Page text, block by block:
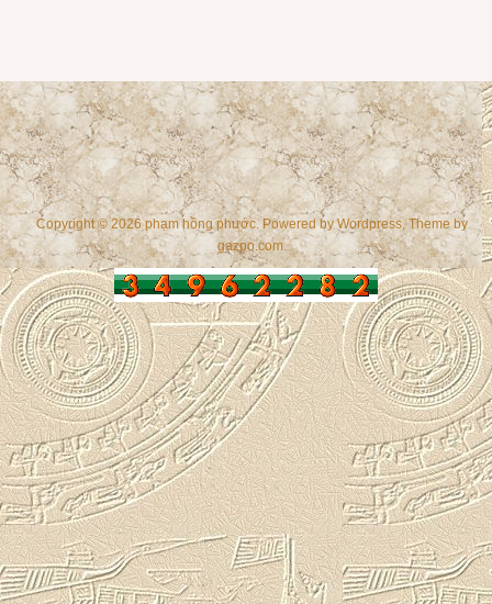
Copyright © 2026 phạm hồng phước. Powered byWordpress, Theme by
gazpo.com.